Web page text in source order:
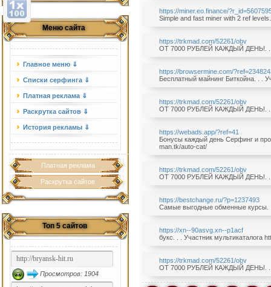
Меню сайта
Главное меню ⇓
Списки серфинга ⇓
Платная реклама ⇓
Раскрутка сайтов ⇓
История рекламы ⇓
Платная реклама
Раскрутка сайтов
Топ 5 сайтов
Просмотров: 1904
https://miner.eo.finance/
Simple and fast miner with 2 ref
https://trkmad.com/52261/obv
ОТ 7000 РУБЛЕЙ КАЖДЫЙ ДЕНЬ!. . .
https://browsermine.com/
Бесплатный майнинг Биткойна. . .
https://trkmad.com/52261/obv
ОТ 7000 РУБЛЕЙ КАЖДЫЙ ДЕНЬ!. . .
https://webads.app/?ref=41
Бонусы каждый день Серфинг и
man.tk/auto-cat/
https://trkmad.com/52261/obv
ОТ 7000 РУБЛЕЙ КАЖДЫЙ ДЕНЬ!. . .
https://bestchange.ru/?p=1237493
Самые выгодные обменные курсы. .
https://xn--90asvg.xn--p1acf
букс. . . Участник мультикаталога
https://trkmad.com/52261/obv
ОТ 7000 РУБЛЕЙ КАЖДЫЙ ДЕНЬ!. . .